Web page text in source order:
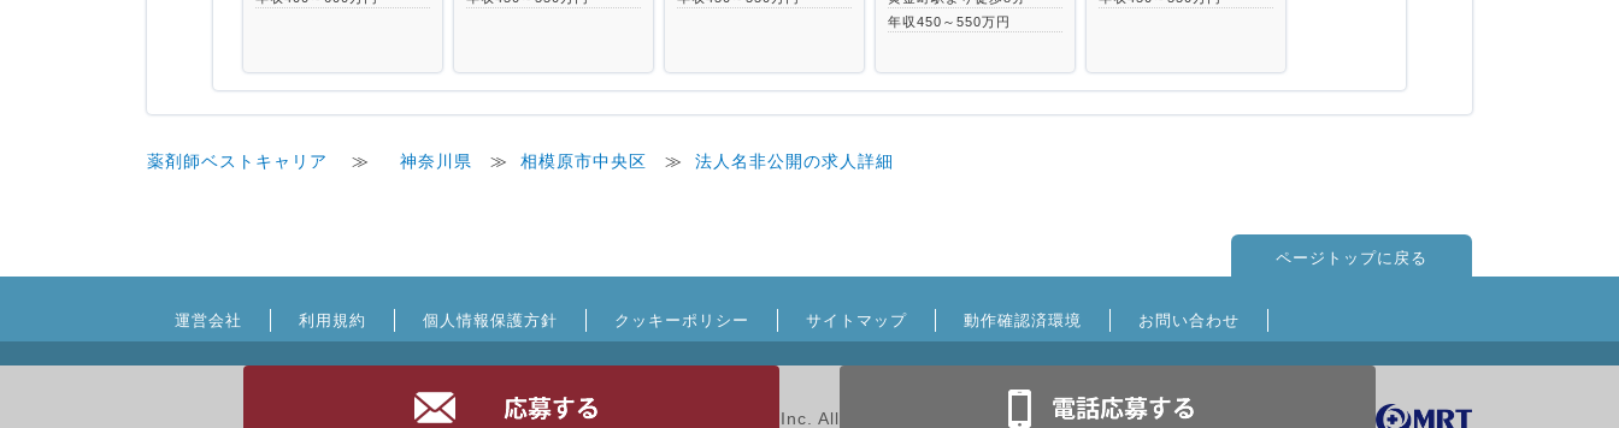
年収450～550万円
薬剤師ベストキャリア ≫ 神奈川県 ≫ 相模原市中央区 ≫ 法人名非公開の求人詳細
ページトップに戻る
運営会社 利用規約 個人情報保護方針 クッキーポリシー サイトマップ 動作確認済環境 お問い合わせ
Copyright © MRT Inc. All Rights Reserved.